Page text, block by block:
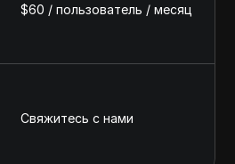
$60 / пользователь / месяц
Свяжитесь с нами